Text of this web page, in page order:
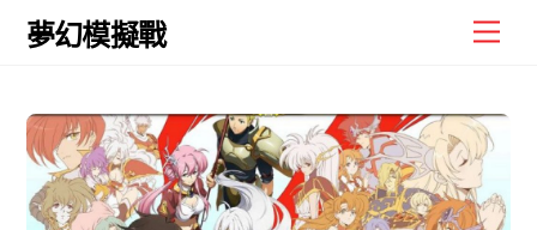
Skip
夢幻模擬戰